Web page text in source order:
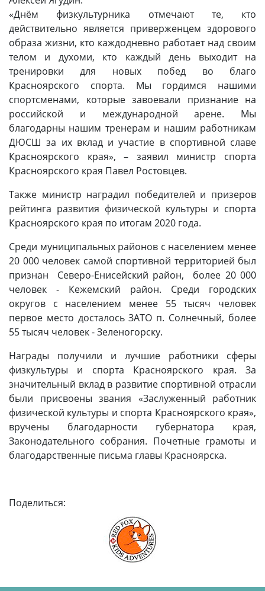
«Днём физкультурника отмечают те, кто
действительно является приверженцем здорового
образа жизни, кто каждодневно работает над своим
телом и духоми, кто каждый день выходит на
тренировки для новых побед во благо
Красноярского спорта. Мы гордимся нашими
спортсменами, которые завоевали признание на
российской и международной арене. Мы
благодарны нашим тренерам и нашим работникам
ДЮСШ за их вклад и участие в спортивной славе
Красноярского края», – заявил министр спорта
Красноярского края Павел Ростовцев.
Также министр наградил победителей и призеров
рейтинга развития физической культуры и спорта
Красноярского края по итогам 2020 года.
Среди муниципальных районов с населением менее
20 000 человек самой спортивной территорией был
признан Северо-Енисейский район, более 20 000
человек - Кежемский район. Среди городских
округов с населением менее 55 тысяч человек
первое место досталось ЗАТО п. Солнечный, более
55 тысяч человек - Зеленогорску.
Награды получили и лучшие работники сферы
физкультуры и спорта Красноярского края. За
значительный вклад в развитие спортивной отрасли
были присвоены звания «Заслуженный работник
физической культуры и спорта Красноярского края»,
вручены благодарности губернатора края,
Законодательного собрания. Почетные грамоты и
благодарственные письма главы Красноярска.
Поделиться: